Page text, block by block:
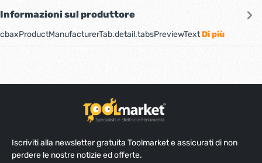
Informazioni sul produttore
cbaxProductManufacturerTab.detail.tabsPreviewTextDi più
Iscriviti alla newsletter gratuita Toolmarket e assicurati di non
perdere le nostre notizie ed offerte.